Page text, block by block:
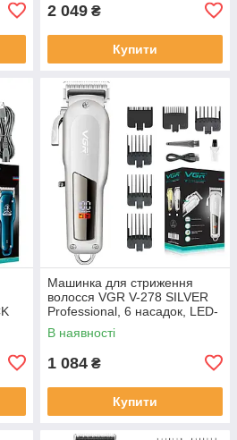
2 049 ₴
Купити
Машинка для стриження
волосся VGR V-278 SILVER
Professional, 6 насадок, LED-
дисплей
В наявності
1 084 ₴
Купити